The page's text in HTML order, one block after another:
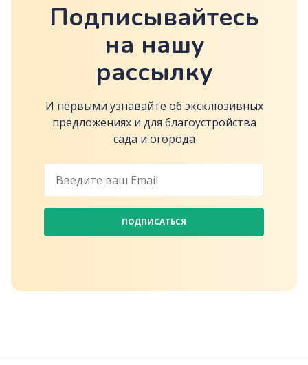
Подписывайтесь
на нашу
рассылку
И первыми узнавайте об эксклюзивных
предложениях и для благоустройства
сада и огорода
ПОДПИСАТЬСЯ